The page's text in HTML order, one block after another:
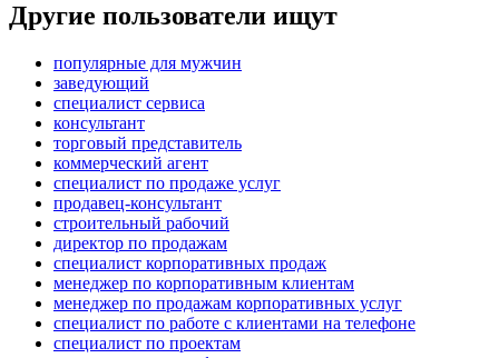
Другие пользователи ищут
популярные для мужчин
заведующий
специалист сервиса
консультант
торговый представитель
коммерческий агент
специалист по продаже услуг
продавец-консультант
строительный рабочий
директор по продажам
специалист корпоративных продаж
менеджер по корпоративным клиентам
менеджер по продажам корпоративных услуг
специалист по работе с клиентами на телефоне
специалист по проектам